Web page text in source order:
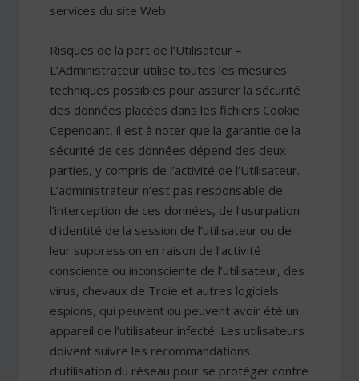
services du site Web.
Risques de la part de l’Utilisateur –
L’Administrateur utilise toutes les mesures
techniques possibles pour assurer la sécurité
des données placées dans les fichiers Cookie.
Cependant, il est à noter que la garantie de la
sécurité de ces données dépend des deux
parties, y compris de l’activité de l’Utilisateur.
L’administrateur n’est pas responsable de
l’interception de ces données, de l’usurpation
d’identité de la session de l’utilisateur ou de
leur suppression en raison de l’activité
consciente ou inconsciente de l’utilisateur, des
virus, chevaux de Troie et autres logiciels
espions, qui peuvent ou peuvent avoir été un
appareil de l’utilisateur infecté. Les utilisateurs
doivent suivre les recommandations
d’utilisation du réseau pour se protéger contre